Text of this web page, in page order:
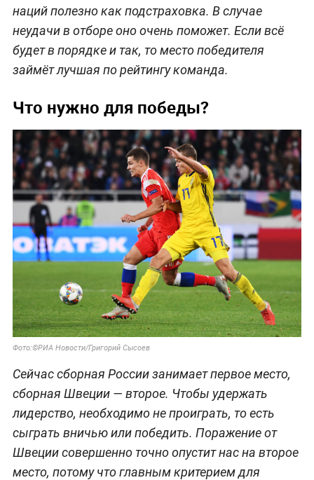
наций полезно как подстраховка. В случае
неудачи в отборе оно очень поможет. Если всё
будет в порядке и так, то место победителя
займёт лучшая по рейтингу команда.
Что нужно для победы?
Фото:©РИА Новости/Григорий Сысоев
Сейчас сборная России занимает первое место,
сборная Швеции — второе. Чтобы удержать
лидерство, необходимо не проиграть, то есть
сыграть вничью или победить. Поражение от
Швеции совершенно точно опустит нас на второе
место, потому что главным критерием для